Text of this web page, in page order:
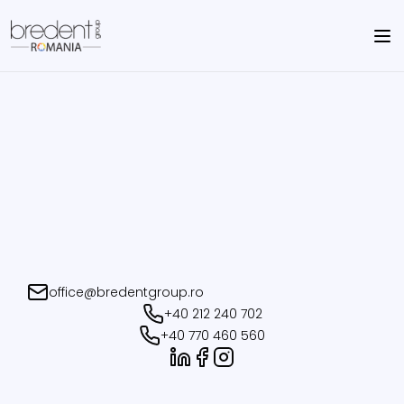
office@bredentgroup.ro
+40 212 240 702
+40 770 460 560